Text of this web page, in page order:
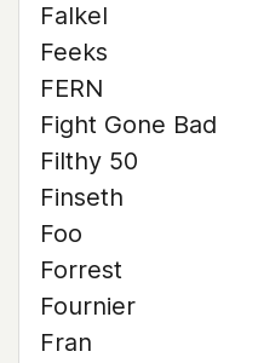
Falkel
Feeks
FERN
Fight Gone Bad
Filthy 50
Finseth
Foo
Forrest
Fournier
Fran